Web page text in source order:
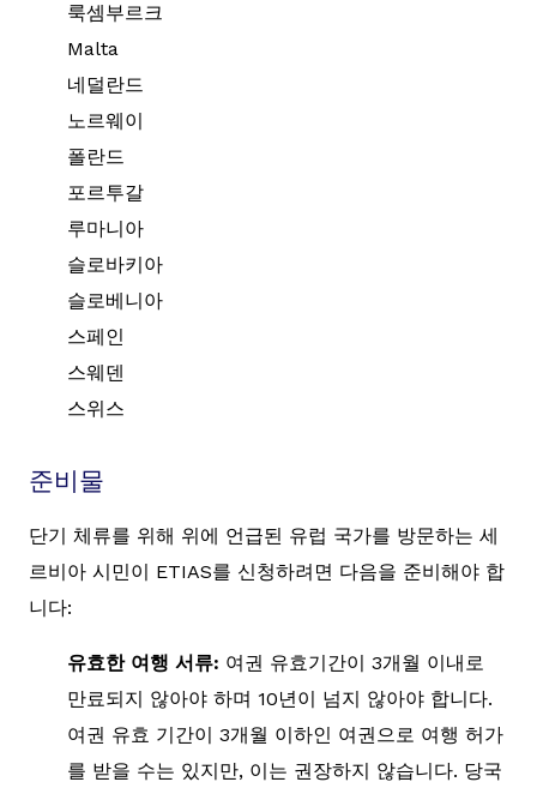
룩셈부르크
Malta
네덜란드
노르웨이
폴란드
포르투갈
루마니아
슬로바키아
슬로베니아
스페인
스웨덴
스위스
준비물
단기 체류를 위해 위에 언급된 유럽 국가를 방문하는 세
르비아 시민이 ETIAS를 신청하려면 다음을 준비해야 합
니다:
유효한 여행 서류: 여권 유효기간이 3개월 이내로
만료되지 않아야 하며 10년이 넘지 않아야 합니다.
여권 유효 기간이 3개월 이하인 여권으로 여행 허가
를 받을 수는 있지만, 이는 권장하지 않습니다. 당국